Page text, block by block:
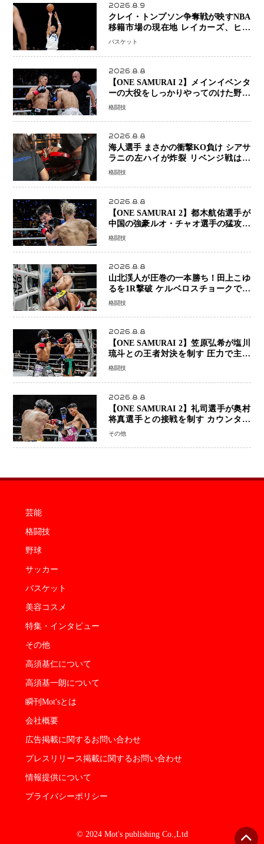
2026.8.9
クレイ・トンプソン争奪戦が映すNBA
移籍市場の現在地 レイカーズ、ヒー
トが注目する36歳の名シューターをマ
バスケット
2026.8.8
【ONE SAMURAI 2】メインイベンタ
ーの大役をしっかりやってのけた野杁
正明が衝撃のリベンジ！ リウ・メン
格闘技
2026.8.8
海人選手 まさかの衝撃KO負け シアサ
ラニの左ハイが炸裂 リベンジ戦は一
瞬で決着
格闘技
2026.8.8
【ONE SAMURAI 2】都木航佑選手が
中国の強豪ルオ・チャオ選手の猛攻を
受けながらも的確な攻撃で応戦 最後
格闘技
2026.8.8
山北渓人が圧巻の一本勝ち！田上こゆ
るを1R撃破 ケルベロスチョークで存
在感を示す
格闘技
2026.8.8
【ONE SAMURAI 2】笠原弘希が塩川
琉斗との王者対決を制す 圧力で主導
権を握り判定勝利
格闘技
2026.8.8
【ONE SAMURAI 2】礼司選手が奥村
将真選手との接戦を制す カウンター
と正確な打撃で判定勝利
その他
芸能
格闘技
野球
サッカー
バスケット
美容コスメ
特集・インタビュー
その他
高須基仁について
高須基一朗について
瞬刊Mot'sとは
会社概要
広告掲載に関するお問い合わせ
プレスリリース掲載に関するお問い合わせ
情報提供について
プライバシーポリシー
© 2024 Mot's publishing Co.,Ltd